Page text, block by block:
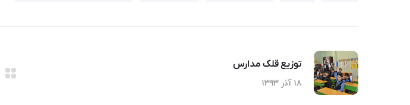
توزیع قلک مدارس
۱۸ آذر ۱۳۹۳